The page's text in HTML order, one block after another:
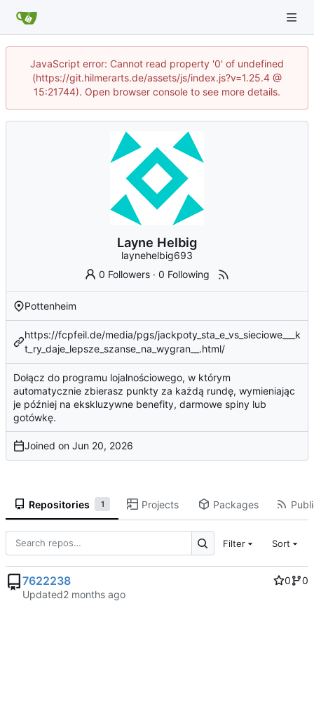
JavaScript error: Cannot read property '0' of undefined
(https://git.hilmerarts.de/assets/js/index.js?v=1.25.4 @
15:21744). Open browser console to see more details.
Layne Helbig
laynehelbig693
0 Followers ·0 Following
Pottenheim
https://fcpfeil.de/media/pgs/jackpoty_sta_e_vs_sieciowe___k
t_ry_daje_lepsze_szanse_na_wygran__.html/
Dołącz do programu lojalnościowego, w którym
automatycznie zbierasz punkty za każdą rundę, wymieniając
je później na ekskluzywne benefity, darmowe spiny lub
gotówkę.
Joined on
Repositories 1 Projects Packages
Filter Sort
7622238 0
0
Updated